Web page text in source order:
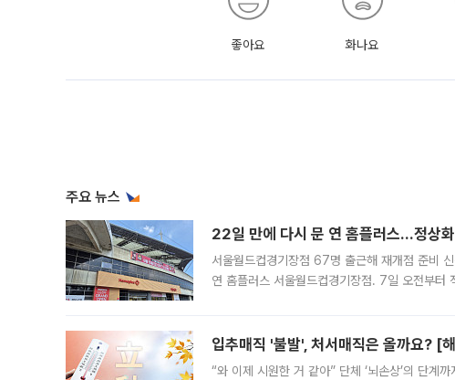
좋아요 화나요
주요 뉴스
22일 만에 다시 문 연 홈플러스…정상
서울월드컵경기장점 67명 출근해 재개점 준비
연 홈플러스 서울월드컵경기장점. 7일 오전부터
입추매직 '불발', 처서매직은 올까요? [
“와 이제 시원한 거 같아” 단체 ‘뇌손상’의 단